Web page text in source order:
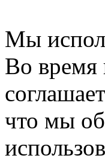
Мы
Во время
что мы